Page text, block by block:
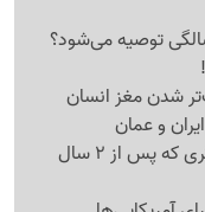
توصیه می‌شود؟
شدن مغز انسان
و عمان
وداع اهالی سینما با مریم همتیان؛ بازیگری که پس از 2 سال